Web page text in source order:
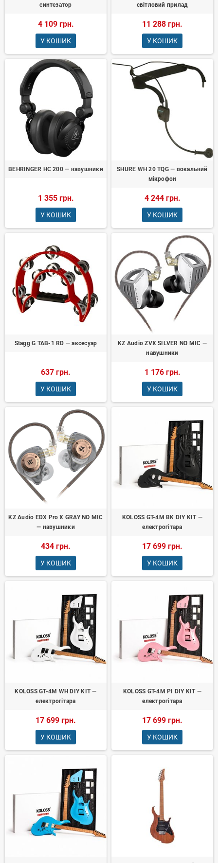
синтезатор
4 109 грн.
У КОШИК
світловий прилад
11 288 грн.
У КОШИК
BEHRINGER HC 200 — навушники
1 355 грн.
У КОШИК
SHURE WH 20 TQG — вокальний
мікрофон
4 244 грн.
У КОШИК
Stagg G TAB-1 RD — аксесуар
637 грн.
У КОШИК
KZ Audio ZVX SILVER NO MIC —
навушники
1 176 грн.
У КОШИК
KZ Audio EDX Pro X GRAY NO MIC
— навушники
434 грн.
У КОШИК
KOLOSS GT-4M BK DIY KIT —
електрогітара
17 699 грн.
У КОШИК
KOLOSS GT-4M WH DIY KIT —
електрогітара
17 699 грн.
У КОШИК
KOLOSS GT-4M PI DIY KIT —
електрогітара
17 699 грн.
У КОШИК